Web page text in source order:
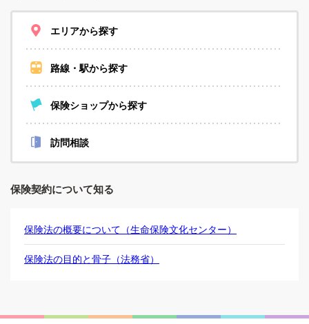
エリアから探す
路線・駅から探す
保険ショップから探す
訪問相談
保険契約について知る
保険法の概要について（生命保険文化センター）
保険法の目的と骨子（法務省）